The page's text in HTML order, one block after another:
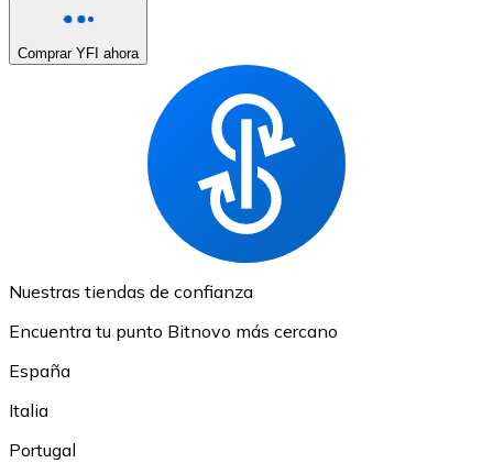
Comprar YFI ahora
Nuestras tiendas de confianza
Encuentra tu punto Bitnovo más cercano
España
Italia
Portugal